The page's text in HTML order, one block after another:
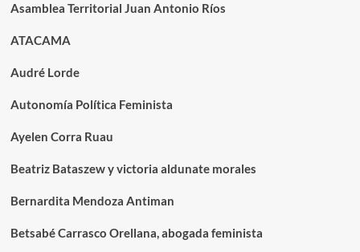
Asamblea Territorial Juan Antonio Ríos
ATACAMA
Audré Lorde
Autonomía Política Feminista
Ayelen Corra Ruau
Beatriz Bataszew y victoria aldunate morales
Bernardita Mendoza Antiman
Betsabé Carrasco Orellana, abogada feminista